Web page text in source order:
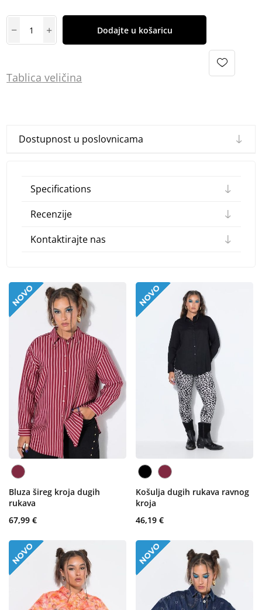
Dodajte u košaricu
Tablica veličina
Dostupnost u poslovnicama
Specifications
Recenzije
Kontaktirajte nas
Bluza šireg kroja dugih
rukava
67,99 €
Košulja dugih rukava ravnog
kroja
46,19 €